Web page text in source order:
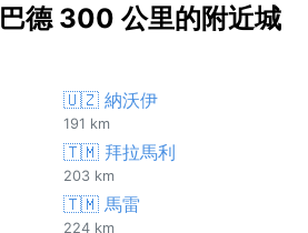
德 300 公里的附近城
🇺🇿 納沃伊
191 km
🇹🇲 拜拉馬利
203 km
🇹🇲 馬雷
224 km